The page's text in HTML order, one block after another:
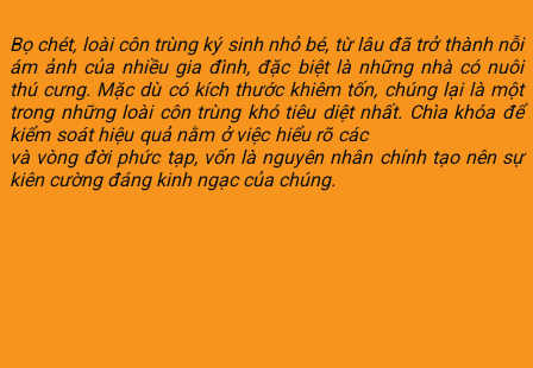
Bọ chét, loài côn trùng ký sinh nhỏ bé, từ lâu đã trở thành nỗi
ám ảnh của nhiều gia đình, đặc biệt là những nhà có nuôi
thú cưng. Mặc dù có kích thước khiêm tốn, chúng lại là một
trong những loài côn trùng khó tiêu diệt nhất. Chìa khóa để
kiểm soát hiệu quả nằm ở việc hiểu rõ cácđặc điểm bọ chét
và vòng đời phức tạp, vốn là nguyên nhân chính tạo nên sự
kiên cường đáng kinh ngạc của chúng.